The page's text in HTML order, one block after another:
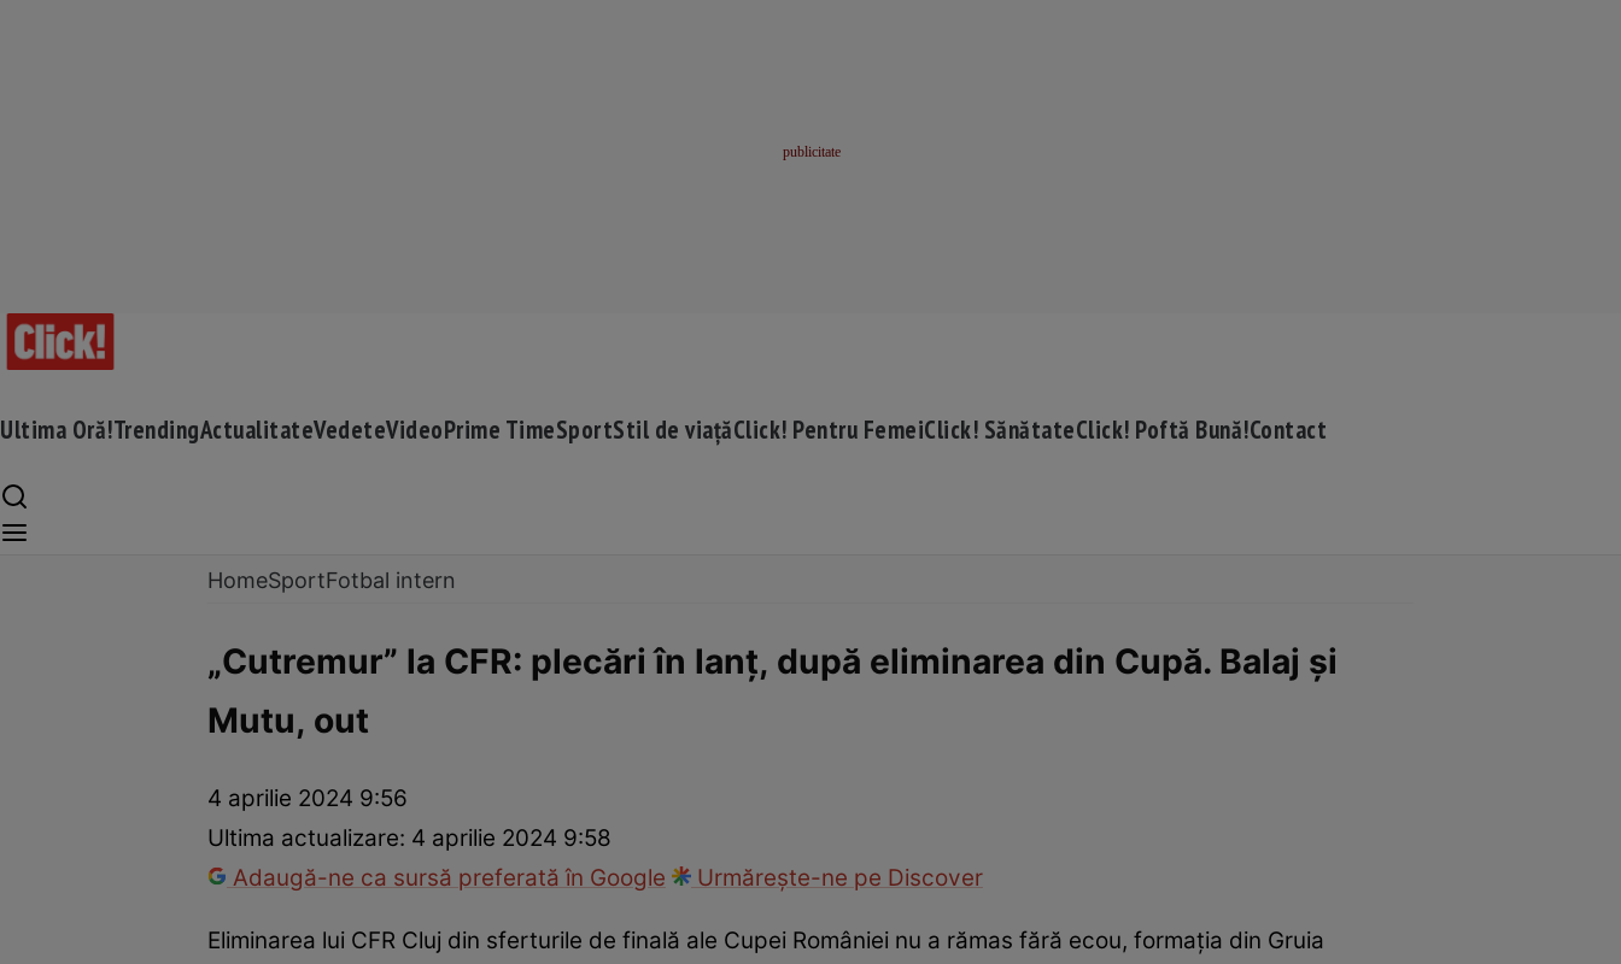
Ultima Oră!TrendingActualitateVedeteVideoPrime TimeSportStil de viațăClick! Pentru FemeiClick! SănătateClick! Poftă Bună!Contact
HomeSportFotbal intern
„Cutremur” la CFR: plecări în lanț, după eliminarea din Cupă. Balaj și
Mutu, out
4 aprilie 2024 9:56
Ultima actualizare: 4 aprilie 2024 9:58
Adaugă-ne ca sursă preferată în Google
Urmărește-ne pe Discover
Eliminarea lui CFR Cluj din sferturile de finală ale Cupei României nu a rămas fără ecou, formația din Gruia